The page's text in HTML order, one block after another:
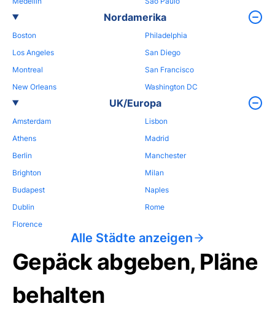
Nordamerika
Boston
Los Angeles
Montreal
New Orleans
Philadelphia
San Diego
San Francisco
Washington DC
UK/Europa
Amsterdam
Athens
Berlin
Brighton
Budapest
Dublin
Florence
Lisbon
Madrid
Manchester
Milan
Naples
Rome
Alle Städte anzeigen
Gepäck abgeben, Pläne
behalten